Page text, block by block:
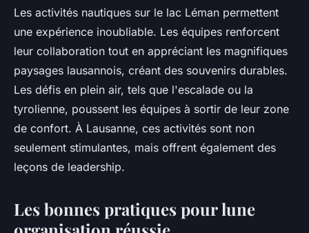
Les activités nautiques sur le lac Léman permettent
une expérience inoubliable. Les équipes renforcent
leur collaboration tout en appréciant les magnifiques
paysages lausannois, créant des souvenirs durables.
Les défis en plein air, tels que l'escalade ou la
tyrolienne, poussent les équipes à sortir de leur zone
de confort. À Lausanne, ces activités sont non
seulement stimulantes, mais offrent également des
leçons de leadership.
Les bonnes pratiques pour lune